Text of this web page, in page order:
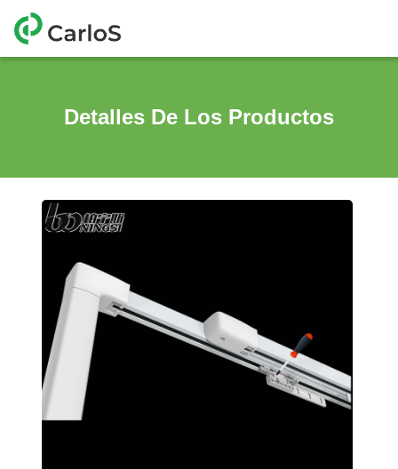
Detalles De Los Productos